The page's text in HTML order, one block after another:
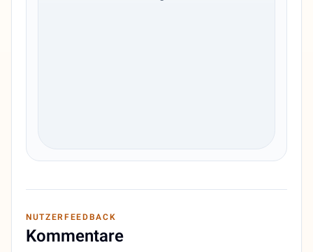
NUTZERFEEDBACK
Kommentare